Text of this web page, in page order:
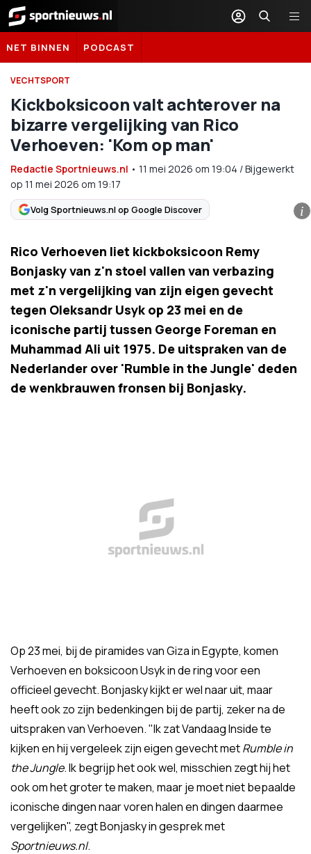
Sportnieuws.nl
NET BINNEN PODCAST
VECHTSPORT
Kickboksicoon valt achterover na
bizarre vergelijking van Rico
Verhoeven: 'Kom op man'
Redactie Sportnieuws.nl • 11 mei 2026 om 19:04 /Bijgewerkt
op 11 mei 2026 om 19:17
Volg Sportnieuws.nl op Google Discover i
Rico Verhoeven liet kickboksicoon Remy
Bonjasky van z'n stoel vallen van verbazing
met z'n vergelijking van zijn eigen gevecht
tegen Oleksandr Usyk op 23 mei en de
iconische partij tussen George Foreman en
Muhammad Ali uit 1975. De uitspraken van de
Nederlander over 'Rumble in the Jungle' deden
de wenkbrauwen fronsen bij Bonjasky.
Op 23 mei, bij de piramides van Giza in Egypte, komen
Verhoeven en boksicoon Usyk in de ring voor een
officieel gevecht. Bonjasky kijkt er wel naar uit, maar
heeft ook zo zijn bedenkingen bij de partij, zeker na de
uitspraken van Verhoeven. "Ik zat Vandaag Inside te
kijken en hij vergeleek zijn eigen gevecht metRumble in
the Jungle. Ik begrijp het ook wel, misschien zegt hij het
ook om het groter te maken, maar je moet niet bepaalde
iconische dingen naar voren halen en dingen daarmee
vergelijken", zegt Bonjasky in gesprek met
Sportnieuws.nl.